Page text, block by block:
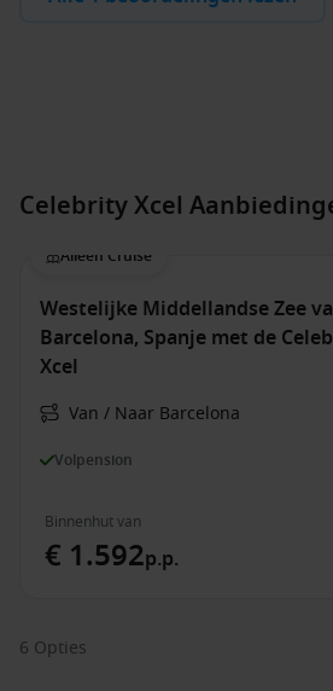
Celebrity Xcel
Alleen Cruise
Westelijke Middellandse Zee
Barcelona, Spanje met de
Xcel
Van / Naar Barcelona
Volpension
Binnenhut van
€ 1.592p.p.
6 Opties